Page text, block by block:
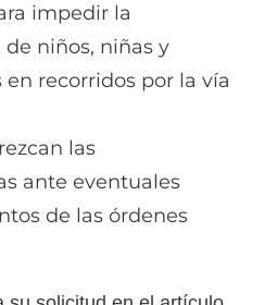
impedir la
niños, niñas y
en recorridos por la vía
las
ante eventuales
de las órdenes